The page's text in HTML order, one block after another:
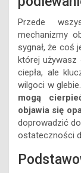
Przede
mechanizmy
sygnał, że coś
której
ciepła, ale
wilgoci w glebie.
mogą
objawia się
doprowadzić
ostateczności